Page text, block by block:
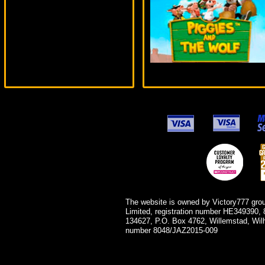
The website is owned by Victory777
Limited, registration number
134627, P.O. Box 4762, Willemstad,
number 8048/JAZ2015-009